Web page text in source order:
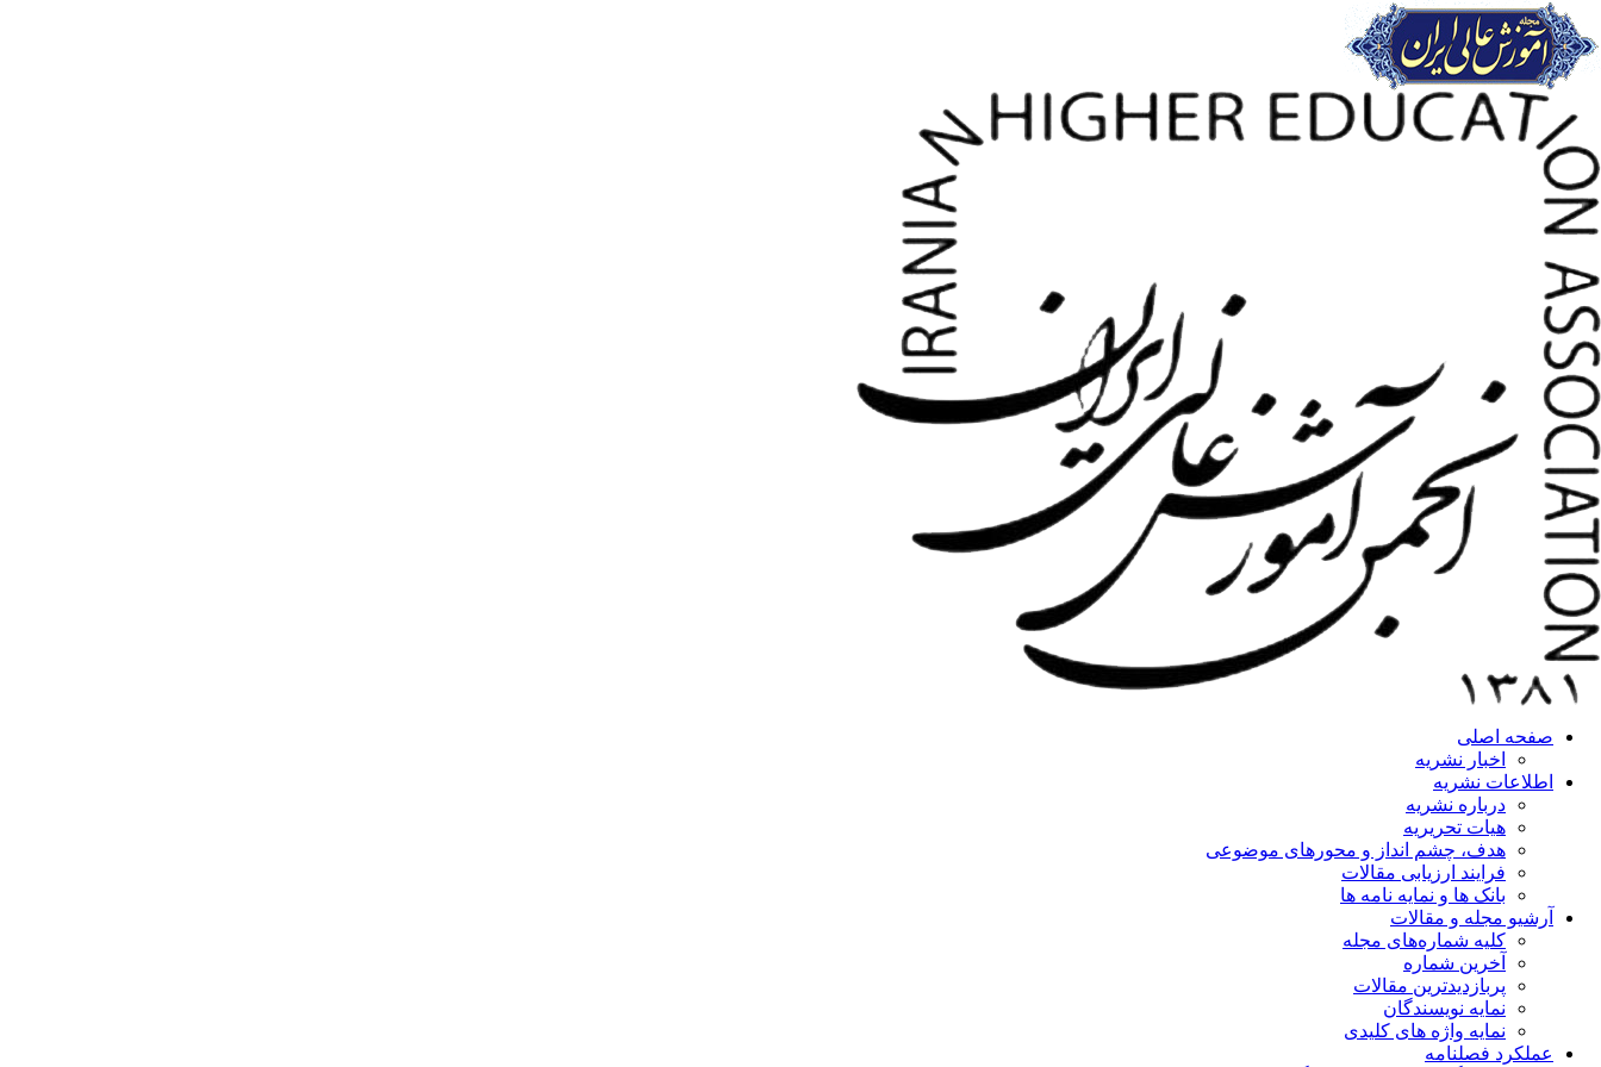
صفحه اصلی
اخبار نشریه
اطلاعات نشریه
درباره نشریه
هیات تحریریه
هدف، چشم انداز و محورهای موضوعی
فرایند ارزیابی مقالات
بانک ها و نمایه نامه ها
آرشیو مجله و مقالات
کلیه شماره‌های مجله
آخرین شماره
پربازدیدترین مقالات
نمایه نویسندگان
نمایه واژه های کلیدی
عملکرد فصلنامه